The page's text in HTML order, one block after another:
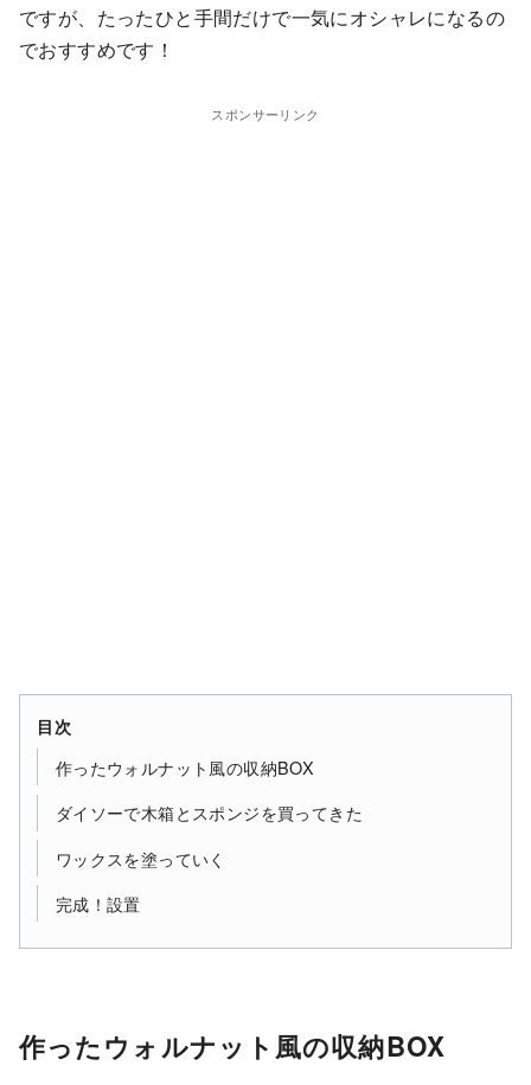
ですが、たったひと手間だけで一気にオシャレになるの
でおすすめです！
スポンサーリンク
目次
作ったウォルナット風の収納BOX
ダイソーで木箱とスポンジを買ってきた
ワックスを塗っていく
完成！設置
作ったウォルナット風の収納BOX